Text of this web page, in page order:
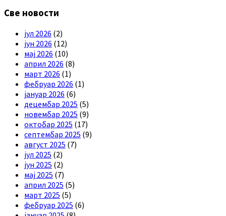
Све новости
јул 2026 (2)
јун 2026 (12)
мај 2026 (10)
април 2026 (8)
март 2026 (1)
фебруар 2026 (1)
јануар 2026 (6)
децембар 2025 (5)
новембар 2025 (9)
октобар 2025 (17)
септембар 2025 (9)
август 2025 (7)
јул 2025 (2)
јун 2025 (2)
мај 2025 (7)
април 2025 (5)
март 2025 (5)
фебруар 2025 (6)